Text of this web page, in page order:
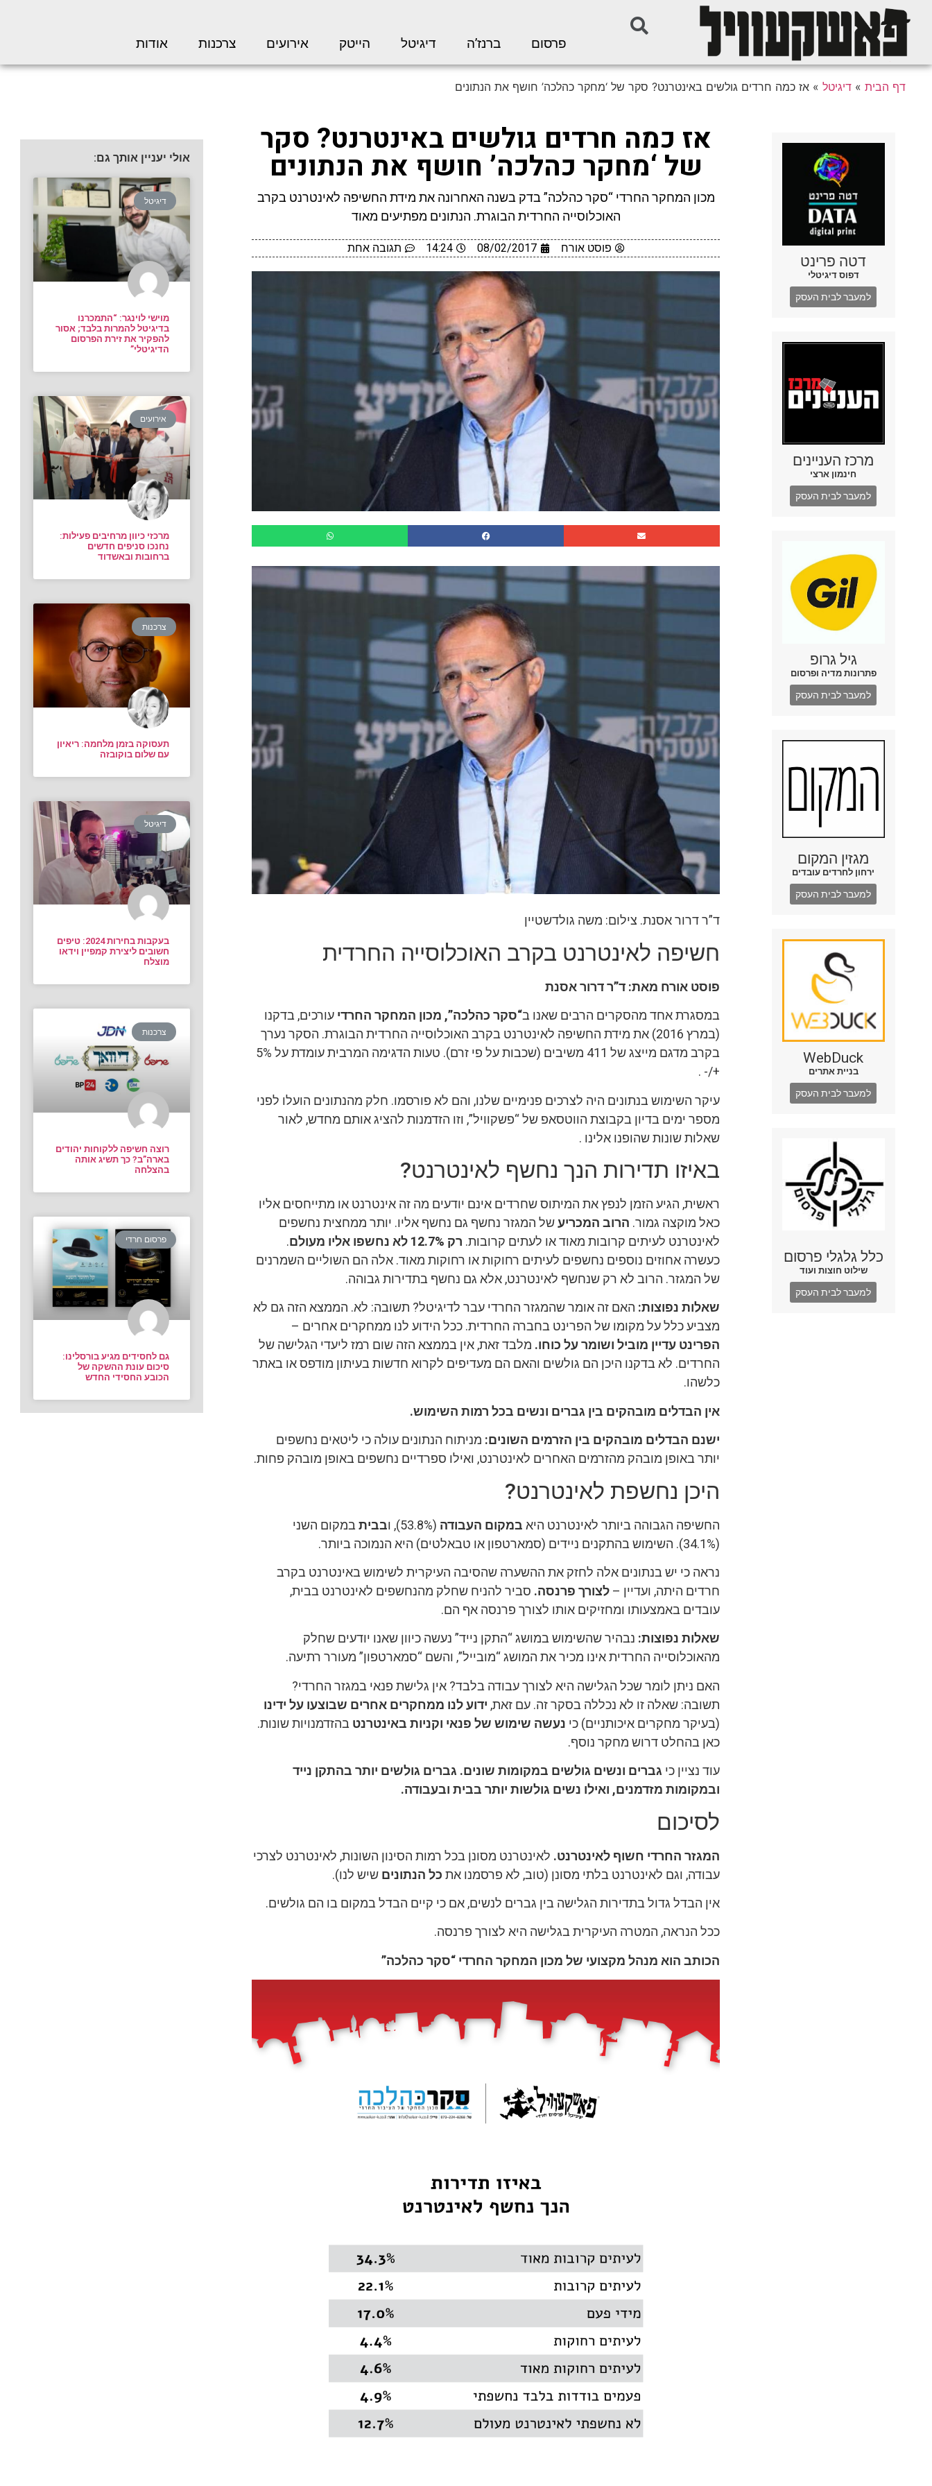
פרסום ברנז’ה דיגיטל הייטק אירועים צרכנות אודות
דף הבית »דיגיטל »אז כמה חרדים גולשים באינטרנט? סקר של ‘מחקר כהלכה’ חושף את הנתונים
דטה פרינט
דפוס דיגיטלי
למעבר לבית העסק
מרכז העניינים
חינמון ארצי
למעבר לבית העסק
גיל גרופ
פתרונות מדיה ופרסום
למעבר לבית העסק
מגזין המקום
ירחון לחרדים עובדים
למעבר לבית העסק
WebDuck
בניית אתרים
למעבר לבית העסק
כלל גלגלי פרסום
שילוט חוצות ועוד
למעבר לבית העסק
אז כמה חרדים גולשים באינטרנט? סקר
של ‘מחקר כהלכה’ חושף את הנתונים
מכון המחקר החרדי “סקר כהלכה” בדק בשנה האחרונה את מידת החשיפה לאינטרנט בקרב
האוכלוסייה החרדית הבוגרת. הנתונים מפתיעים מאוד
פוסט אורח 08/02/2017
14:24 תגובה אחת
ד”ר דרור אסנת. צילום: משה גולדשטיין
חשיפה לאינטרנט בקרב האוכלוסייה החרדית
פוסט אורח מאת: ד”ר דרור אסנת
במסגרת אחד מהסקרים הרבים שאנו ב“סקר כהלכה”, מכון המחקר החרדי עורכים, בדקנו
(במרץ 2016) את מידת החשיפה לאינטרנט בקרב האוכלוסייה החרדית הבוגרת. הסקר נערך
בקרב מדגם מייצג של 411 משיבים (שכבות על פי זרם). טעות הדגימה המרבית עומדת על 5%
+/- .
עיקר השימוש בנתונים היה לצרכים פנימיים שלנו, והם לא פורסמו. חלק מהנתונים הועלו לפני
מספר ימים בדיון בקבוצת הווטסאפ של “פשקוויל”, וזו הזדמנות להציג אותם מחדש, לאור
שאלות שונות שהופנו אלינו .
באיזו תדירות הנך נחשף לאינטרנט?
ראשית, הגיע הזמן לנפץ את המיתוס שחרדים אינם יודעים מה זה אינטרנט או מתייחסים אליו
כאל מוקצה גמור. הרוב המכריעשל המגזר נחשף גם נחשף אליו. יותר ממחצית נחשפים
לאינטרנט לעיתים קרובות מאוד או לעתים קרובות. רק 12.7% לא נחשפו אליו מעולם
.
כעשרה אחוזים נוספים נחשפים לעיתים רחוקות או רחוקות מאוד. אלה הם השוליים השמרנים
של המגזר. הרוב לא רק שנחשף לאינטרנט, אלא גם נחשף בתדירות גבוהה.
שאלות נפוצות: האם זה אומר שהמגזר החרדי עבר לדיגיטל? תשובה: לא. הממצא הזה גם לא
מצביע כלל על מקומו של הפרינט בחברה החרדית. ככל הידוע לנו ממחקרים אחרים –
הפרינט עדיין מוביל ושומר על כוחו. מלבד זאת, אין בממצא הזה שום רמז ליעדי הגלישה של
החרדים. לא בדקנו היכן הם גולשים והאם הם מעדיפים לקרוא חדשות בעיתון מודפס או באתר
כלשהו.
אין הבדלים מובהקים בין גברים ונשים בכל רמות השימוש.
ישנם הבדלים מובהקים בין הזרמים השונים: מניתוח הנתונים עולה כי ליטאים נחשפים
יותר באופן מובהק מהזרמים האחרים לאינטרנט, ואילו ספרדיים נחשפים באופן מובהק פחות.
היכן נחשפת לאינטרנט?
החשיפה הגבוהה ביותר לאינטרנט היא במקום העבודה (53.8%), ו בבית במקום השני
(34.1%). השימוש בהתקנים ניידים (סמארטפון או טבאלטים) היא הנמוכה ביותר.
נראה כי יש בנתונים אלה לחזק את ההשערה שהסיבה העיקרית לשימוש באינטרנט בקרב
חרדים היתה, ועדיין –לצורך פרנסה. סביר להניח שחלק מהנחשפים לאינטרנט בבית,
עובדים באמצעותו ומחזיקים אותו לצורך פרנסה אף הם.
שאלות נפוצות: נבהיר שהשימוש במושג “התקן נייד” נעשה כיוון שאנו יודעים שחלק
מהאוכלוסייה החרדית אינו מכיר את המושג “מובייל”, והשם “סמארטפון” מעורר רתיעה.
האם ניתן לומר שכל הגלישה היא לצורך עבודה בלבד? אין גלישת פנאי במגזר החרדי?
תשובה: שאלה זו לא נכללה בסקר זה. עם זאת, ידוע לנו ממחקרים אחרים שבוצעו על ידינו
(בעיקר מחקרים איכותניים) כי נעשה שימוש של פנאי וקניות באינטרנט בהזדמנויות שונות.
כאן בהחלט דרוש מחקר נוסף.
עוד נציין כי גברים ונשים גולשים במקומות שונים. גברים גולשים יותר בהתקן נייד
ובמקומות מזדמנים, ואילו נשים גולשות יותר בבית ובעבודה.
לסיכום
המגזר החרדי חשוף לאינטרנט. לאינטרנט מסונן בכל רמות הסינון השונות, לאינטרנט לצרכי
עבודה, וגם לאינטרנט בלתי מסונן (טוב, לא פרסמנו את כל הנתונים שיש לנו).
אין הבדל גדול בתדירות הגלישה בין גברים לנשים, אם כי קיים הבדל במקום בו הם גולשים.
ככל הנראה, המטרה העיקרית בגלישה היא לצורך פרנסה.
הכותב הוא מנהל מקצועי של מכון המחקר החרדי “סקר כהלכה”
אולי יעניין אותך גם:
דיגיטל
מוישי לוינגר: “התמכרנו
בדיגיטל להמרות בלבד; אסור
להפקיר את זירת הפרסום
הדיגיטלי”
אירועים
מרכזי כיוון מרחיבים פעילות:
נחנכו סניפים חדשים
ברחובות ובאשדוד
צרכנות
תעסוקה בזמן מלחמה: ריאיון
עם שלום בוקובזה
דיגיטל
בעקבות בחירות 2024: טיפים
חשובים ליצירת קמפיין וידאו
מוצלח
צרכנות
רוצה חשיפה ללקוחות יהודים
בארה”ב? כך תשיג אותה
בהצלחה
פרסום חרדי
גם לחסידים מגיע בורסלינו:
סיכום עונת ההשקה של
הכובע החסידי החדש